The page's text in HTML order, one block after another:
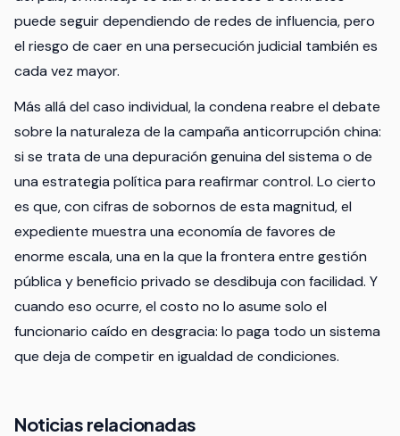
puede seguir dependiendo de redes de influencia, pero
el riesgo de caer en una persecución judicial también es
cada vez mayor.
Más allá del caso individual, la condena reabre el debate
sobre la naturaleza de la campaña anticorrupción china:
si se trata de una depuración genuina del sistema o de
una estrategia política para reafirmar control. Lo cierto
es que, con cifras de sobornos de esta magnitud, el
expediente muestra una economía de favores de
enorme escala, una en la que la frontera entre gestión
pública y beneficio privado se desdibuja con facilidad. Y
cuando eso ocurre, el costo no lo asume solo el
funcionario caído en desgracia: lo paga todo un sistema
que deja de competir en igualdad de condiciones.
Noticias relacionadas